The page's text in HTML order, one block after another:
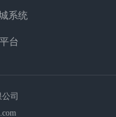
系统
台
司